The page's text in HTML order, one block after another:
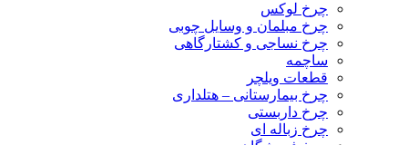
چرخ لوکس
چرخ مبلمان و وسایل چوبی
چرخ نساجی و کشتارگاهی
ساچمه
قطعات ویلچر
چرخ بیمارستانی – هتلداری
چرخ داربستی
چرخ زباله ای